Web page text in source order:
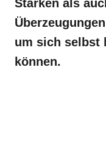
Stärken als
um sich selbst
können.